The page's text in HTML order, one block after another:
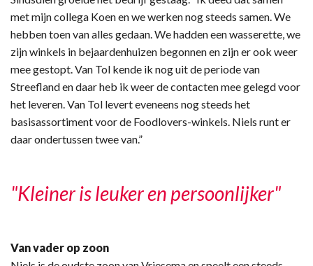
met mijn collega Koen en we werken nog steeds samen. We
hebben toen van alles gedaan. We hadden een wasserette, we
zijn winkels in bejaardenhuizen begonnen en zijn er ook weer
mee gestopt. Van Tol kende ik nog uit de periode van
Streefland en daar heb ik weer de contacten mee gelegd voor
het leveren. Van Tol levert eveneens nog steeds het
basisassortiment voor de Foodlovers-winkels. Niels runt er
daar ondertussen twee van.”
"Kleiner is leuker en persoonlijker"
Van vader op zoon